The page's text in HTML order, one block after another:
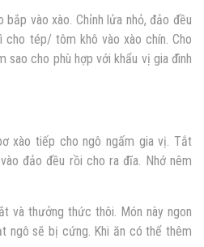
bắp vào xào. Chỉnh lửa nhỏ, đảo đều
tép/ tôm khô vào xào chín. Cho
sao cho phù hợp với khẩu vị gia đình
xào tiếp cho ngô ngấm gia vị. Tắt
đảo đều rồi cho ra đĩa. Nhớ nêm
và thưởng thức thôi. Món này ngon
ngô sẽ bị cứng. Khi ăn có thể thêm